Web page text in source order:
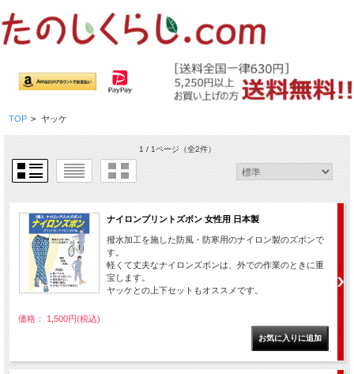
TOP > ヤッケ
1 / 1ページ（全2件）
ナイロンプリントズボン 女性用 日本製
撥水加工を施した防風・防寒用のナイロン製のズボンで
す。
軽くて丈夫なナイロンズボンは、外での作業のときに重
宝します。
ヤッケとの上下セットもオススメです。
価格： 1,500円(税込)